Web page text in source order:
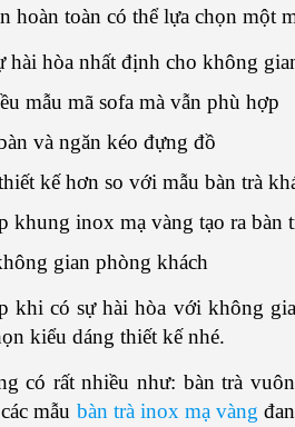
hoàn toàn có thể lựa chọn
hài hòa nhất định cho không
mẫu mã sofa mà vẫn phù hợp
và ngăn kéo đựng đồ
kế hơn so với mẫu bàn trà
khung inox mạ vàng tạo ra bàn
gian phòng khách
khi có sự hài hòa với không
kiểu dáng thiết kế nhé.
có rất nhiều như: bàn trà
mẫu bàn trà inox mạ vàng